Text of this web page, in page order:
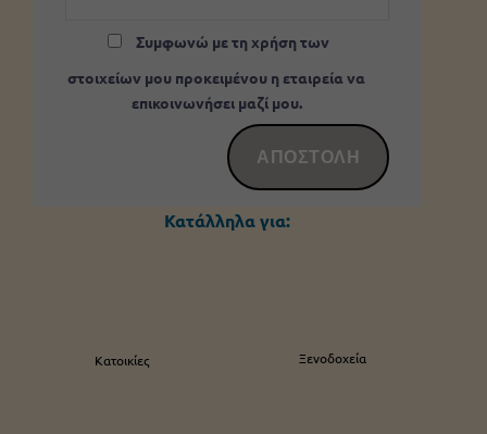
Συμφωνώ με τη χρήση των
στοιχείων μου προκειμένου η εταιρεία να
επικοινωνήσει μαζί μου.
Κατάλληλα για:
Κατοικίες Ξενοδοχεία